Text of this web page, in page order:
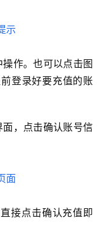
作。也可以点击图
登录好要充值的账
，点击确认账号信
接点击确认充值即